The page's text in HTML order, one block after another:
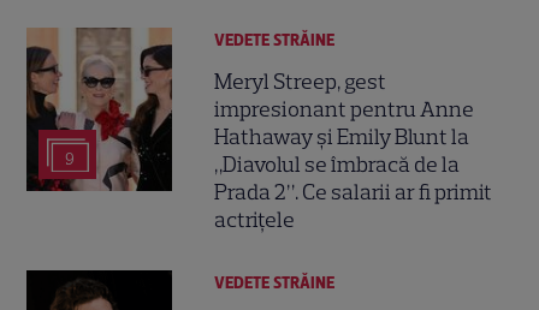
9
VEDETE STRĂINE
Meryl Streep, gest
impresionant pentru Anne
Hathaway și Emily Blunt la
„Diavolul se îmbracă de la
Prada 2”. Ce salarii ar fi primit
actrițele
VEDETE STRĂINE